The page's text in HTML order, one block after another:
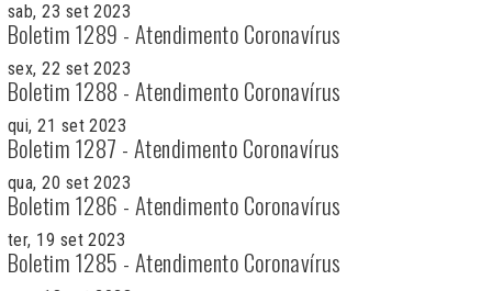
sab, 23 set 2023
Boletim 1289 - Atendimento Coronavírus
sex, 22 set 2023
Boletim 1288 - Atendimento Coronavírus
qui, 21 set 2023
Boletim 1287 - Atendimento Coronavírus
qua, 20 set 2023
Boletim 1286 - Atendimento Coronavírus
ter, 19 set 2023
Boletim 1285 - Atendimento Coronavírus